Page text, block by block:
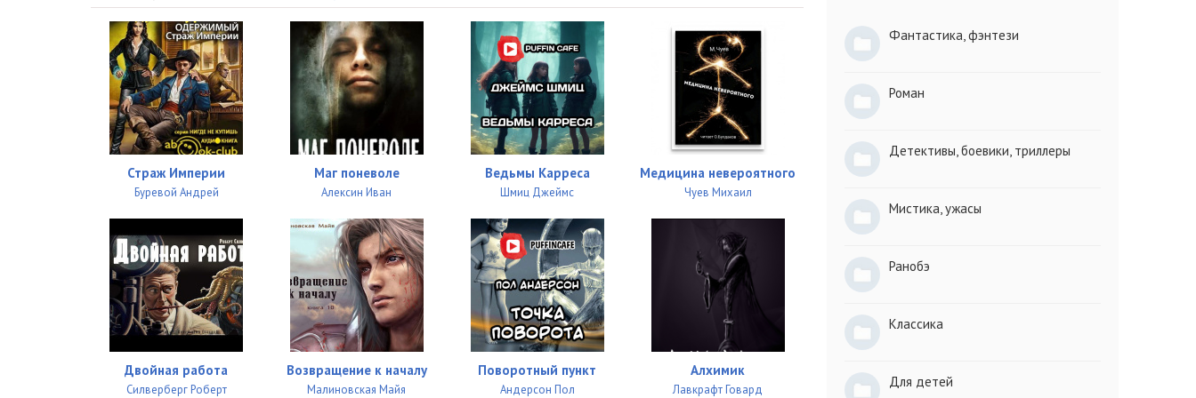
027 13:08
028
029
030
031 13:47
16:13
033 14:01
034
035
036
Страж Империи
Буревой Андрей
Маг поневоле
Алексин Иван
Ведьмы Карреса
Шмиц Джеймс
Медицина невероятного
Чуев Михаил
Двойная работа
Силверберг Роберт
Возвращение к началу
Малиновская Майя
Поворотный пункт
Андерсон Пол
Алхимик
Лавкрафт Говард
Фантастика, фэнтези
Роман
Детективы, боевики, триллеры
Мистика, ужасы
Ранобэ
Классика
Для детей